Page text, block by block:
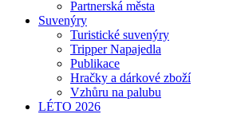
Partnerská města
Suvenýry
Turistické suvenýry
Tripper Napajedla
Publikace
Hračky a dárkové zboží
Vzhůru na palubu
LÉTO 2026